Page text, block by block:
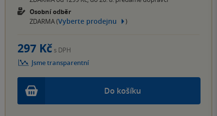
Osobní odběr
ZDARMA (Vyberte prodejnu )
Do košíku
297 Kč s DPH
Jsme transparentní